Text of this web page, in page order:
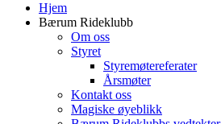
Hjem
Bærum Rideklubb
Om oss
Styret
Styremøtereferater
Årsmøter
Kontakt oss
Magiske øyeblikk